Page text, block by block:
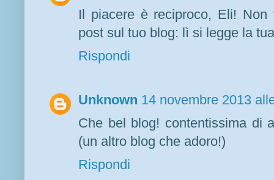
Il piacere è reciproco, Eli!
post sul tuo blog: lì si legge la
Rispondi
Unknown 14 novembre 2013
Che bel blog! contentissima di
(un altro blog che adoro!)
Rispondi